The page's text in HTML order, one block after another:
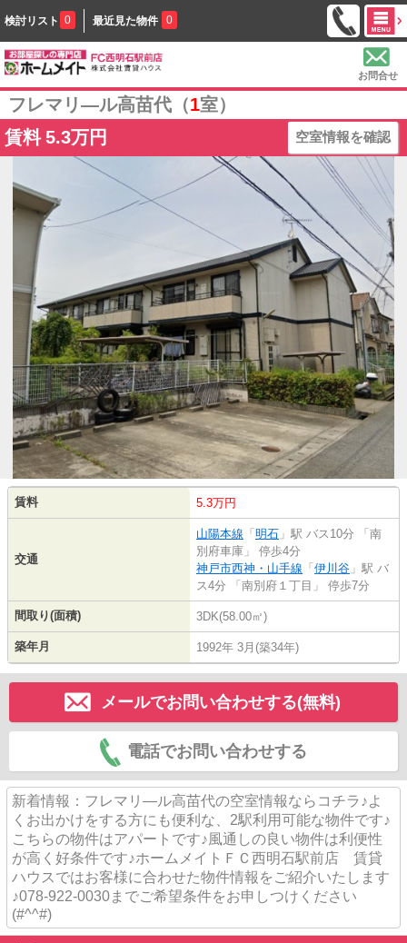
検討リスト 0 最近見た物件 0
お問合せ
フレマリ―ル高苗代（1室）
賃料 5.3万円 空室情報を確認
賃料 5.3万円
交通
山陽本線 「 明石 」駅 バス10分 「南
別府車庫」 停歩4分
神戸市西神・山手線 「 伊川谷 」駅 バ
ス4分 「南別府１丁目」 停歩7分
間取り(面積) 3DK(58.00㎡)
築年月 1992年 3月(築34年)
メールでお問い合わせする(無料)
電話でお問い合わせする
新着情報：フレマリ―ル高苗代の空室情報ならコチラ♪よ
くお出かけをする方にも便利な、2駅利用可能な物件です♪
こちらの物件はアパートです♪風通しの良い物件は利便性
が高く好条件です♪ホームメイトＦＣ西明石駅前店 賃貸
ハウスではお客様に合わせた物件情報をご紹介いたします
♪078-922-0030までご希望条件をお申しつけください
(#^^#)